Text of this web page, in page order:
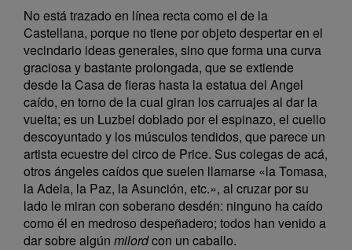
No está trazado en línea recta como el de la
Castellana, porque no tiene por objeto despertar en el
vecindario ideas generales, sino que forma una curva
graciosa y bastante prolongada, que se extiende
desde la Casa de fieras hasta la estatua del Angel
caído, en torno de la cual giran los carruajes al dar la
vuelta; es un Luzbel doblado por el espinazo, el cuello
descoyuntado y los músculos tendidos, que parece un
artista ecuestre del circo de Price. Sus colegas de acá,
otros ángeles caídos que suelen llamarse «la Tomasa,
la Adela, la Paz, la Asunción, etc.», al cruzar por su
lado le miran con soberano desdén: ninguno ha caído
como él en medroso despeñadero; todos han venido a
dar sobre algún milordcon un caballo.